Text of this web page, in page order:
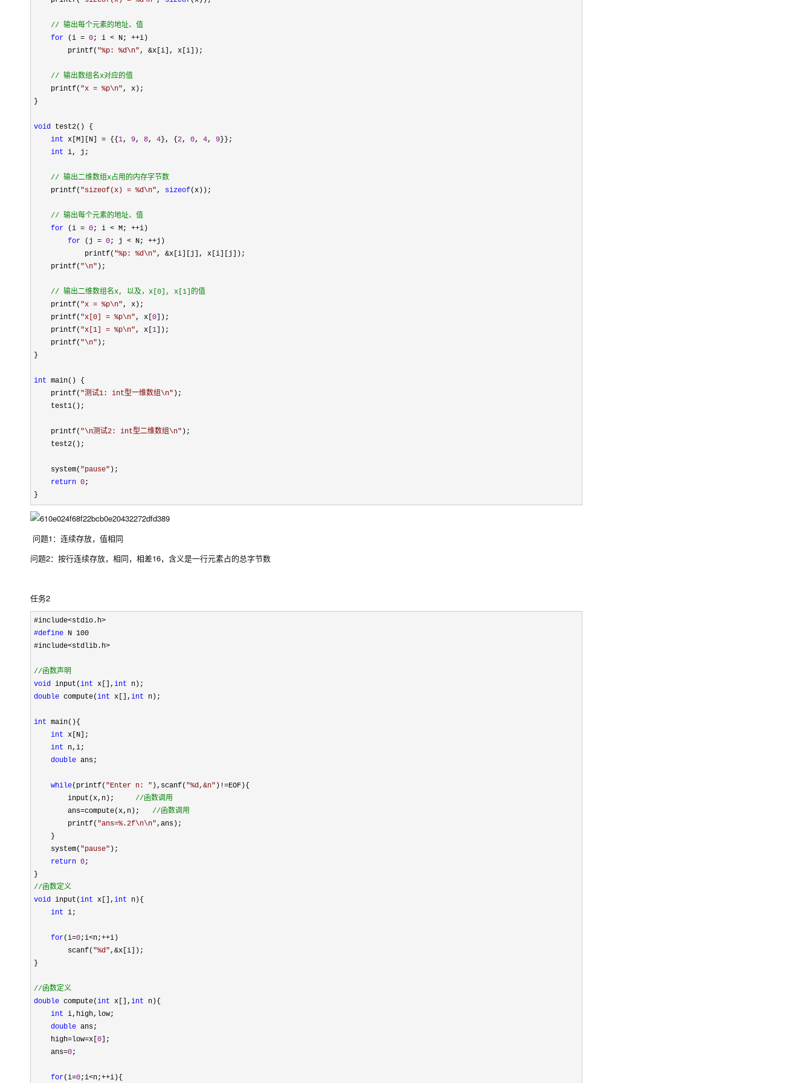
// 输出每个元素的地址、值
for (i = 0; i < N; ++i)
        printf(
"%p: %d\n", &x[i], x[i]);
// 输出数组名x对应的值
    printf(
"x = %p\n", x);
}
void test2() {
int x[M][N] = {{ 1, 9, 8, 4 }, { 2, 0, 4, 9 }};
int i, j;
// 输出二维数组x占用的内存字节数
    printf(
"sizeof(x) = %d\n", sizeof(x));
// 输出每个元素的地址、值
for (i = 0; i < M; ++i)
for (j = 0; j < N; ++j)
            printf(
"%p: %d\n", &x[i][j], x[i][j]);
    printf(
"\n" );
// 输出二维数组名x, 以及，x[0], x[1]的值
    printf(
"x = %p\n", x);
    printf(
"x[0] = %p\n", x[ 0 ]);
    printf(
"x[1] = %p\n", x[ 1 ]);
    printf(
"\n" );
}
int main() {
    printf(
"测试1: int型一维数组\n" );
    test1();
    printf(
"\n测试2: int型二维数组\n" );
    test2();
    system(
"pause" );
return 0;
}
问题1：连续存放，值相同
问题2：按行连续存放，相同，相差16，含义是一行元素占的总字节数
任务2
#define N 100
#include<stdlib.h>
//函数声明
void input(int x[], int
double compute(int x[], int n);
int main(){
int x[N];
int n,i;
double ans;
while(printf( "Enter n: " ),scanf( "%d,&n" )!=EOF){
        input(x,n);
//函数调用
        ans=compute(x,n);
//函数调用
        printf(
"ans=%.2f\n\n",ans);
    }
    system(
"pause" );
return 0;
//函数定义
void input(int x[], int n){
int i;
for(i=0;i<n;++i)
        scanf(
"%d",&x[i]);
}
//函数定义
double compute(int x[], int n){
int i,high,low;
double ans;
    high
=low=x[ 0 ];
    ans
=0;
for(i=0;i<n;++i){